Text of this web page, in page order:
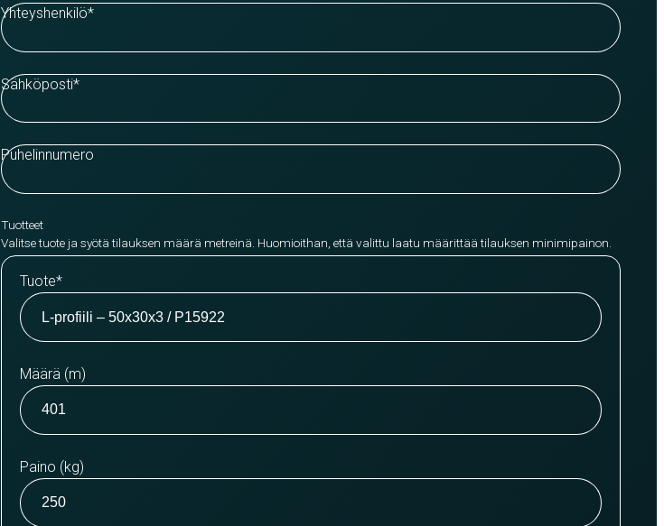
Yhteyshenkilö*
Sähköposti*
Puhelinnumero
Tuotteet
Valitse tuote ja syötä tilauksen määrä metreinä. Huomioithan, että valittu laatu määrittää tilauksen minimipainon.
Tuote*
Määrä (m)
Paino (kg)